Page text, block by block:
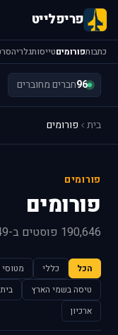
פריפלייט
כתבותפורומיםטייסותגלריה
96חברים מחוברים
בית פורומים
פורומים
פורומים
190,646 פוסטים ב-19,749 דיונים.
הכל כללי מטוסי
טיסה בשמי הארץ
ארכיון